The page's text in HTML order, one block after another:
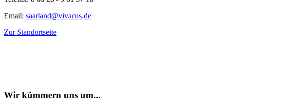
Email: saarland@vivacus.de
Zur Standortseite
Wir kümmern uns um...